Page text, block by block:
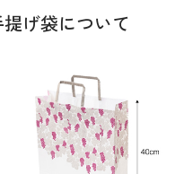
提げ袋について